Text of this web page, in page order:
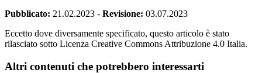
Pubblicato: 21.02.2023 - Revisione: 03.07.2023
Eccetto dove diversamente specificato, questo articolo è stato
rilasciato sotto Licenza Creative Commons Attribuzione 4.0 Italia.
Altri contenuti che potrebbero interessarti